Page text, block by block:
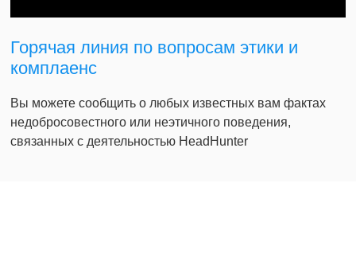
Горячая линия по вопросам этики и
комплаенс
Вы можете сообщить о любых известных вам фактах
недобросовестного или неэтичного поведения,
связанных с деятельностью HeadHunter